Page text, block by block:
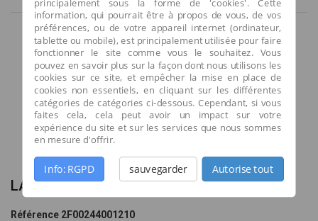
information, qui pourrait être à propos de vous, de vos
préférences, ou de votre appareil internet (ordinateur,
tablette ou mobile), est principalement utilisée pour faire
fonctionner le site comme vous le souhaitez. Vous
pouvez en savoir plus sur la façon dont nous utilisons les
cookies sur ce site, et empêcher la mise en place de
cookies non essentiels, en cliquant sur les différentes
catégories de catégories ci-dessous. Cependant, si vous
faites cela, cela peut avoir un impact sur votre
expérience du site et sur les services que nous sommes
en mesure d'offrir.
Info: RGPD sauvegarder Autorise tout
LAMPE A POSER RITUALS 2
Référence 2F00244001210